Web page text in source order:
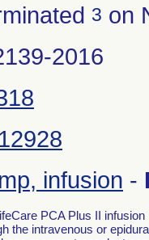
3 on
2016
infusion -
PCA Plus II
the intravenous or